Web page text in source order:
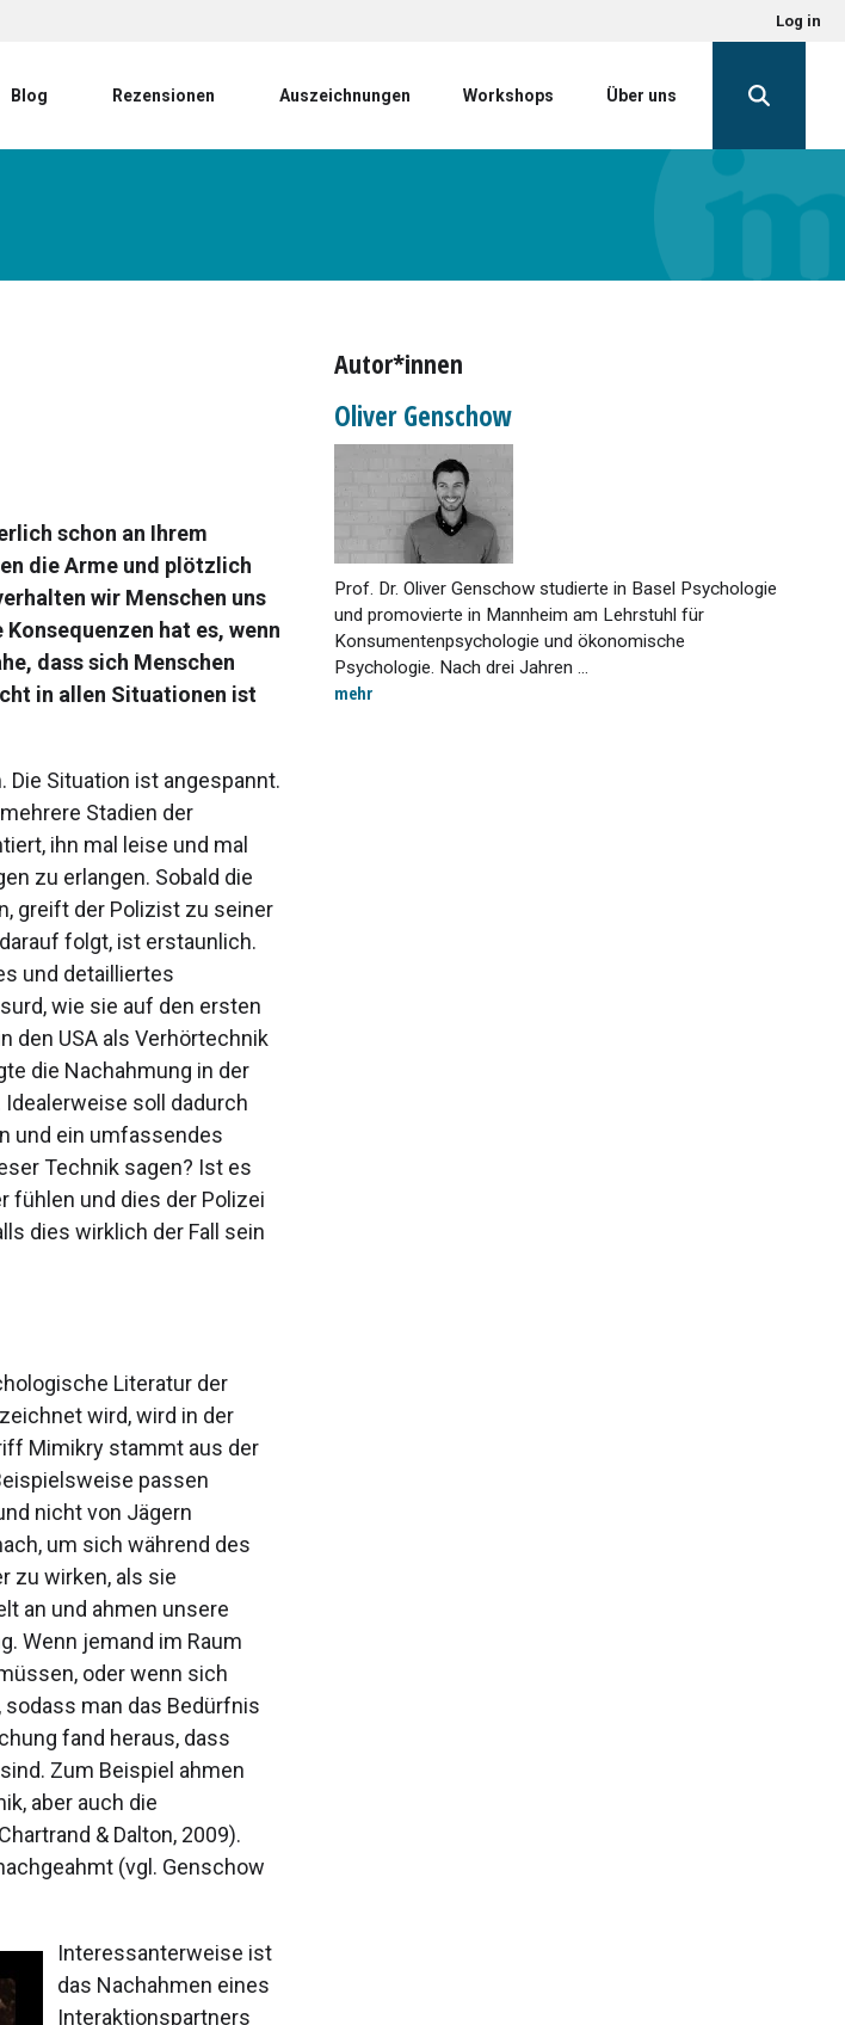
Log in
Blog Rezensionen Auszeichnungen Workshops Über uns
schon an Ihrem
die Arme und plötzlich
wir Menschen uns
hat es, wenn
dass sich Menschen
in allen Situationen ist
Situation ist angespannt.
Stadien der
ihn mal leise und mal
zu erlangen. Sobald die
greift der Polizist zu seiner
folgt, ist erstaunlich.
und detailliertes
wie sie auf den ersten
den USA als Verhörtechnik
die Nachahmung in der
soll dadurch
und ein umfassendes
Technik sagen? Ist es
fühlen und dies der Polizei
dies wirklich der Fall sein
Literatur der
wird, wird in der
Mimikry stammt aus der
passen
nicht von Jägern
um sich während des
zu wirken, als sie
an und ahmen unsere
Wenn jemand im Raum
oder wenn sich
man das Bedürfnis
fand heraus, dass
Zum Beispiel ahmen
aber auch die
& Dalton, 2009).
(vgl. Genschow
Interessanterweise ist
das Nachahmen eines
Interaktionspartners
Autor*innen
Oliver Genschow
Prof. Dr. Oliver Genschow studierte in Basel Psychologie
und promovierte in Mannheim am Lehrstuhl für
Konsumentenpsychologie und ökonomische
Psychologie. Nach drei Jahren ...
mehr